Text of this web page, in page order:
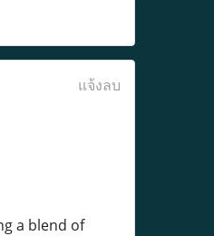
แจ้งลบ
a blend of